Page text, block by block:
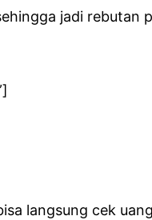
jadi rebutan
langsung cek